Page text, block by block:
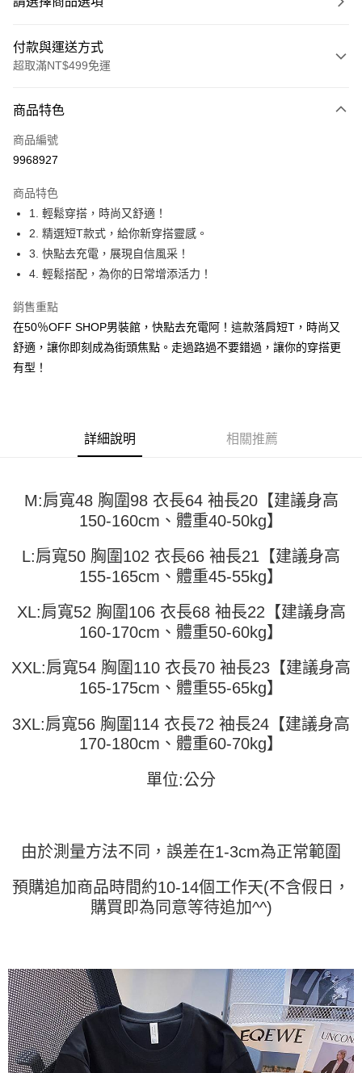
付款與運送方式
超取滿NT$499免運
信用卡一次付款
超商取貨付款
Apple Pay
街口支付
悠遊付
Google Pay
全盈+PAY
流程，驗證手機門號後，選擇欲分期的期數、繳款截止日，確認付款後即完
消。如遇「轉專審核」未通過狀況，表示未達大哥付你分期系統評分，恕無
法說明評估內容。
【繳款方式說明】
醒簡訊。
2.透過簡訊連結打開帳單後，可選擇「超商條碼／台灣大直營門市／銀行轉
帳／街口支付／iPASS MONEY」等通路繳費。
【注意事項】
1.本服務係由「台灣大哥大股份有限公司」（以下簡稱本公司）所提供，讓
用戶於交易時，得透過本服務購買商品或服務，並由商店將買賣／分期付款
買賣價金債權讓與本公司後，依約使用本公司帳單繳交帳款。
2.基於同意付款使用「大哥付你分期」之契約關係目的，商店將以您的個人
資料（包含姓名、電話或地址）提供予台灣大哥大進項蒐集、處理及利用，
3.完整用戶服務條款，請詳閱以下連結：https://oppay.tw/userRule
【關於「AFTEE先享後付」】
１．簡單：不需註冊會員、不需綁卡、不需儲值。
２．便利：只要手機號碼，簡訊認證，即可結帳。
３．安心：先確認商品／服務後，再付款。
【「AFTEE先享後付」結帳流程】
１．於結帳方式選擇「AFTEE先享後付」後，將跳轉至「AFTEE先享後付」
結帳頁面，進行簡訊認證並確認金額後，即可完成結帳。
３．收到繳費通知簡訊後14天內，點擊此簡訊中的連結，可透過四大超商／
ATM／網路銀行／等多元方式進行付款，方視為交易完成。
※ 請注意：結帳手續完成當下不需立刻繳費，但若您需要取消訂單，請聯絡
後付繳納相關費用。
※ 交易是否成功請以「AFTEE先享後付 」之結帳頁面顯示為準，若有關於
是否繳費成功／繳費後需取消欲退款等相關疑問，請聯繫「AFTEE先享後付
１．透過由恩沛科技股份有限公司提供之「AFTEE先享後付」服務完成之交
權轉讓予恩沛科技股份有限公司。
任。
時審查核予不同之上限額度；若仍有額度不足之情形，本公司將視審查結果
請求用戶進行身份認證。
５．嚴禁一人註冊多個帳號或使用他人資訊註冊。若發現惡意使用之情形，
運送方式
全家取貨付款
每筆NT$45
付款 後全家取貨
7-11取貨付款
付款 後7-11取貨
宅配
每筆NT$70，滿NT$499(含以上)免運費
商品特色
商品編號
9968927
商品特色
1. 輕鬆穿搭，時尚又舒適！
2. 精選短T款式，給你新穿搭靈感。
3. 快點去充電，展現自信風采！
4. 輕鬆搭配，為你的日常增添活力！
銷售重點
在50％OFF SHOP男裝館，快點去充電阿！這款落肩短T，時尚又
舒適，讓你即刻成為街頭焦點。走過路過不要錯過，讓你的穿搭更
有型！
詳細說明 相關推薦
M:肩寬48 胸圍98 衣長64 袖長20【建議身高
150-160cm、體重40-50kg】
L:肩寬50 胸圍102 衣長66 袖長21【建議身高
155-165cm、體重45-55kg】
XL:肩寬52 胸圍106 衣長68 袖長22【建議身高
160-170cm、體重50-60kg】
XXL:肩寬54 胸圍110 衣長70 袖長23【建議身高
165-175cm、體重55-65kg】
3XL:肩寬56 胸圍114 衣長72 袖長24【建議身高
170-180cm、體重60-70kg】
單位:公分
由於測量方法不同，誤差在1-3cm為正常範圍
預購追加商品時間約10-14個工作天(不含假日，
購買即為同意等待追加^^)